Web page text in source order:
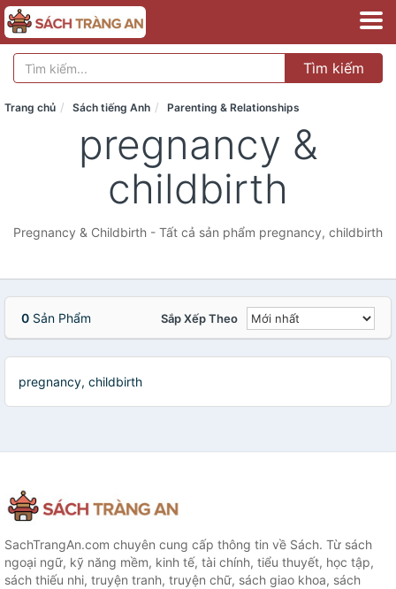
Tìm kiếm
Trang chủ Sách tiếng Anh Parenting & Relationships
pregnancy &
childbirth
Pregnancy & Childbirth - Tất cả sản phẩm pregnancy, childbirth
0 Sản Phẩm Sắp Xếp Theo
pregnancy, childbirth
SachTrangAn.com chuyên cung cấp thông tin về Sách. Từ sách
ngoại ngữ, kỹ năng mềm, kinh tế, tài chính, tiểu thuyết, học tập,
sách thiếu nhi, truyện tranh, truyện chữ, sách giao khoa, sách